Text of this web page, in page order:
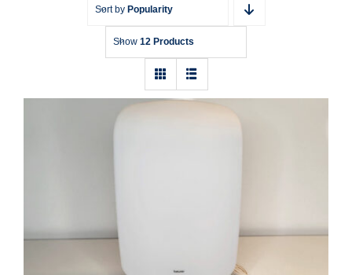
Sort by Popularity
Show 12 Products